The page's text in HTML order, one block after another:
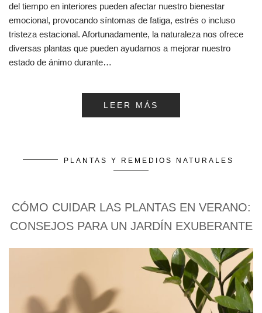
del tiempo en interiores pueden afectar nuestro bienestar
emocional, provocando síntomas de fatiga, estrés o incluso
tristeza estacional. Afortunadamente, la naturaleza nos ofrece
diversas plantas que pueden ayudarnos a mejorar nuestro
estado de ánimo durante…
LEER MÁS
PLANTAS Y REMEDIOS NATURALES
CÓMO CUIDAR LAS PLANTAS EN VERANO:
CONSEJOS PARA UN JARDÍN EXUBERANTE